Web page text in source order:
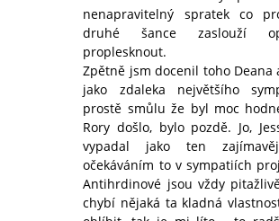
nenapravitelný spratek co
druhé šance zaslouží
proplesknout.
Zpětně jsm docenil toho Deana
jako zdaleka největšího
prostě smůlu že byl moc
Rory došlo, bylo pozdě. Jo,
vypadal jako ten
očekáváním to v sympatiích
Antihrdinové jsou vždy
chybí nějaká ta kladná